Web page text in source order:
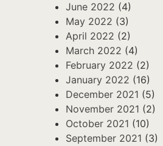
June 2022 (4)
May 2022 (3)
April 2022 (2)
March 2022 (4)
February 2022 (2)
January 2022 (16)
December 2021 (5)
November 2021 (2)
October 2021 (10)
September 2021 (3)